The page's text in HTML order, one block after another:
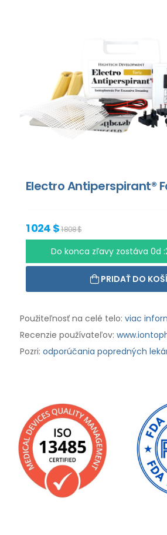
Electro Antiperspirant®
1 024 $1 808 $
Do konca zľavy zostáva 0d
PRIDAŤ DO
Použiteľnosť na celé telo: viac
Recenzie používateľov:
Pozri: odporúčania popredných